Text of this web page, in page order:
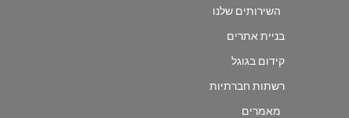
השירותים שלנו
בניית אתרים
קידום בגוגל
רשתות חברתיות
מאמרים